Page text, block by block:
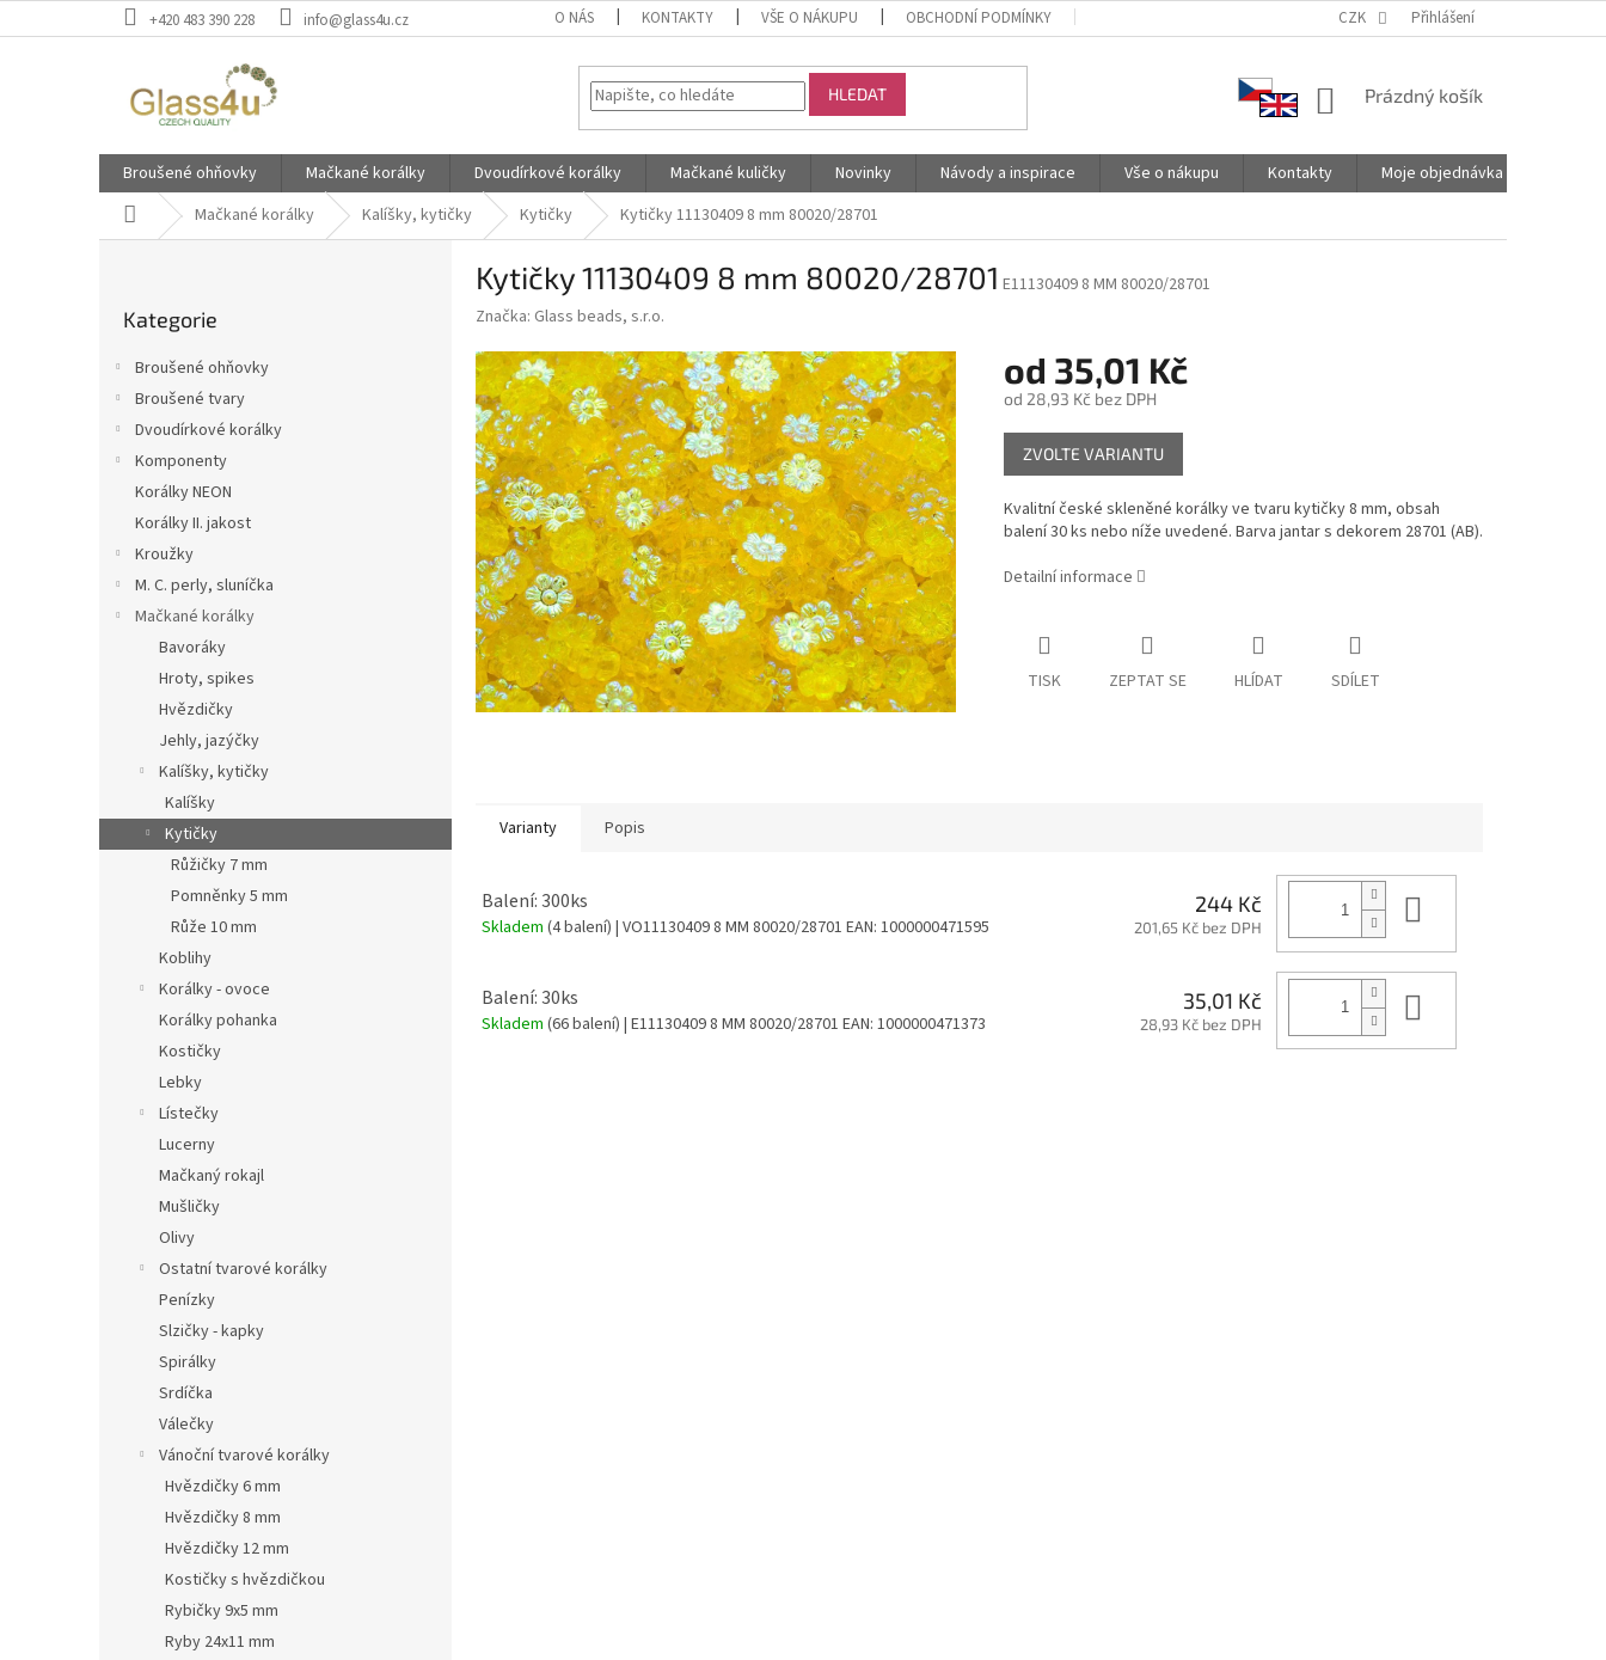
na
+420 483 390 228 info@glass4u.cz O NÁS KONTAKTY VŠE O NÁKUPU OBCHODNÍ PODMÍNKY PODMÍNKY OCHRANY OSOBNÍCH ÚDAJŮ SPOLUPRACUJEME
CZK Přihlášení
HLEDAT
NÁKUPNÍ
Prázdný košík
Broušené ohňovky Mačkané korálky Dvoudírkové korálky Mačkané kuličky Novinky Návody a inspirace Vše o nákupu Kontakty
Moje objednávka
Domů Mačkané korálky Kalíšky, kytičky Kytičky Kytičky 11130409 8 mm 80020/28701
kategorie
Kategorie
Broušené ohňovky
Broušené tvary
Dvoudírkové korálky
Komponenty
Korálky NEON
Korálky II. jakost
Kroužky
M. C. perly, sluníčka
Mačkané korálky
Bavoráky
Hroty, spikes
Hvězdičky
Jehly, jazýčky
Kalíšky, kytičky
Kalíšky
Kytičky
Růžičky 7 mm
Pomněnky 5 mm
Růže 10 mm
Koblihy
Korálky - ovoce
Korálky pohanka
Kostičky
Lebky
Lístečky
Lucerny
Mačkaný rokajl
Mušličky
Olivy
Ostatní tvarové korálky
Penízky
Slzičky - kapky
Spirálky
Srdíčka
Válečky
Vánoční tvarové korálky
Hvězdičky 6 mm
Hvězdičky 8 mm
Hvězdičky 12 mm
Kostičky s hvězdičkou
Rybičky 9x5 mm
Ryby 24x11 mm
Kytičky 11130409 8 mm 80020/28701 E11130409 8 MM 80020/28701
Značka: Glass beads, s.r.o.
od 35,01 Kč
od 28,93 Kčbez DPH
Měrná
cena:
ZVOLTE VARIANTU
Kvalitní české skleněné korálky ve tvaru kytičky 8 mm, obsah
balení 30 ks nebo níže uvedené. Barva jantar s dekorem 28701 (AB).
Detailní informace
TISK ZEPTAT SE HLÍDAT SDÍLET
Varianty Popis
Balení: 300ks
Skladem (4 balení) | VO11130409 8 MM 80020/28701 EAN: 1000000471595
244 Kč
201,65 Kč bez DPH
Balení: 30ks
Skladem (66 balení) | E11130409 8 MM 80020/28701 EAN: 1000000471373
35,01 Kč
28,93 Kč bez DPH